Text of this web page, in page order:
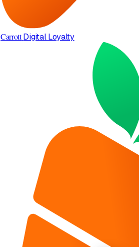
Carrott Digital Loyalty